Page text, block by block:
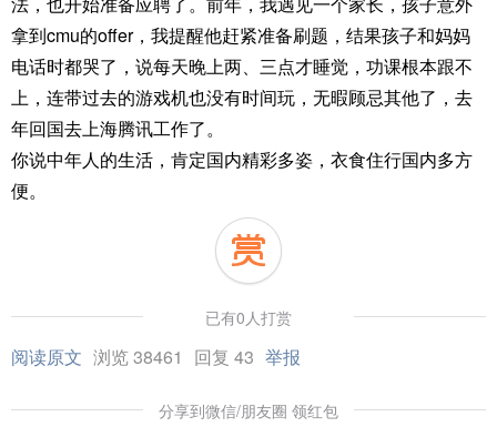
拿到cmu的offer，我提醒他赶紧准备刷题，结果孩子和妈妈
电话时都哭了，说每天晚上两、三点才睡觉，功课根本跟不
上，连带过去的游戏机也没有时间玩，无暇顾忌其他了，去
年回国去上海腾讯工作了。
你说中年人的生活，肯定国内精彩多姿，衣食住行国内多方
便。
已有0人打赏
阅读原文 浏览 38461 回复 43 举报
分享到微信/朋友圈 领红包